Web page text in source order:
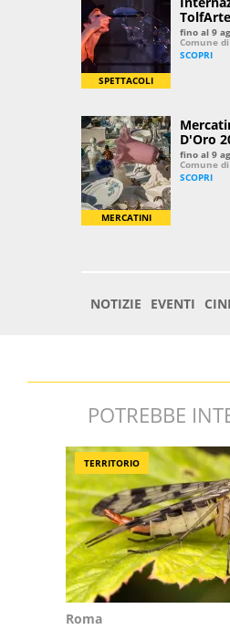
POTREBBE
TERRITORIO
Roma